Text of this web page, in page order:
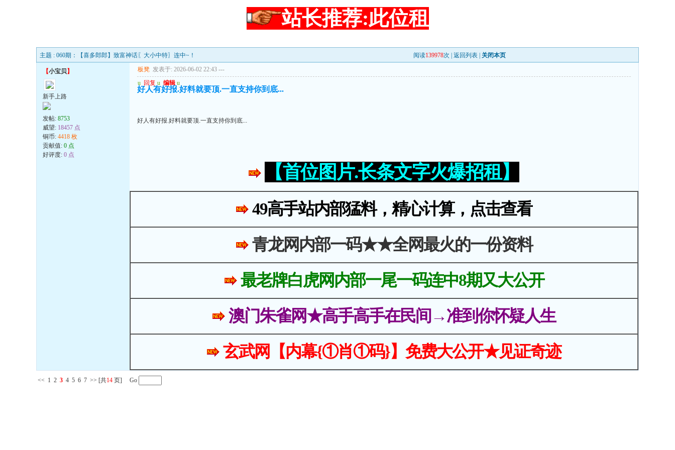
站长推荐:此位租
主题 : 060期：【喜多郎郎】致富神话〖大小中特〗连中~！ 阅读139978次 | 返回列表 关闭本页
【小宝贝】
新手上路
发帖: 8753
威望: 18457 点
铜币: 4418 枚
贡献值: 0 点
好评度: 0 点
板凳 发表于: 2026-06-02 22:43 ---
u 回复 u 编辑 u
好人有好报.好料就要顶.一直支持你到底...
好人有好报.好料就要顶.一直支持你到底...
【首位图片.长条文字火爆招租】
49高手站内部猛料，精心计算，点击查看
青龙网内部一码★★全网最火的一份资料
最老牌白虎网内部一尾一码连中8期又大公开
澳门朱雀网★高手高手在民间→准到你怀疑人生
玄武网【内幕{①肖①码}】免费大公开★见证奇迹
<< 1 2 3 4 5 6 7 >> [共14 页] Go